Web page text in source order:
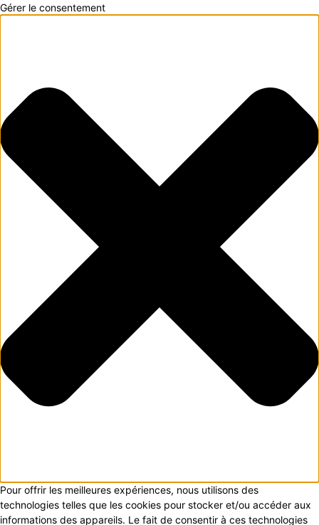
Gérer le consentement
Pour offrir les meilleures expériences, nous utilisons des
technologies telles que les cookies pour stocker et/ou accéder aux
informations des appareils. Le fait de consentir à ces technologies